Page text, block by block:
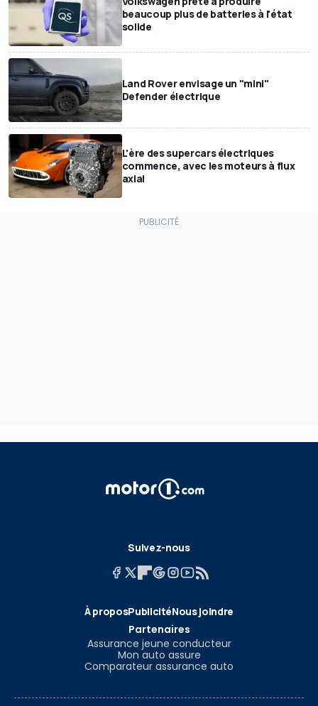
beaucoup plus de batteries à l'état
solide
Land Rover envisage un "mini"
Defender électrique
L'ère des supercars électriques
commence, avec les moteurs à flux
axial
Suivez-nous
À proposPublicitéNous joindre
Partenaires
Assurance jeune conducteur
Mon auto assure
Comparateur assurance auto